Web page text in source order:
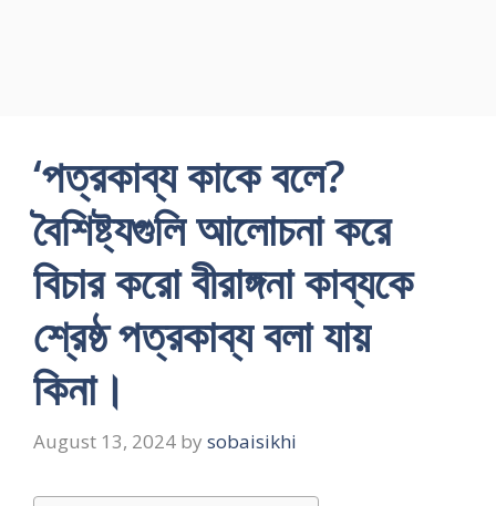
‘পত্রকাব্য কাকে বলে?
বৈশিষ্ট্যগুলি আলোচনা করে
বিচার করো বীরাঙ্গনা কাব্যকে
শ্রেষ্ঠ পত্রকাব্য বলা যায়
কিনা।
August 13, 2024 by sobaisikhi